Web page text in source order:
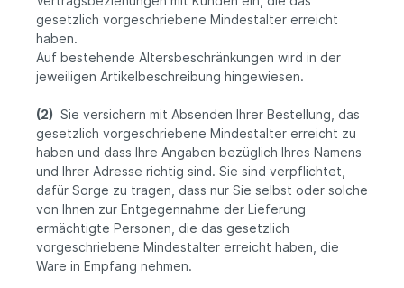
gesetzlich vorgeschriebene Mindestalter erreicht
haben.
Auf bestehende Altersbeschränkungen wird in der
jeweiligen Artikelbeschreibung hingewiesen.
(2) Sie versichern mit Absenden Ihrer Bestellung, das
gesetzlich vorgeschriebene Mindestalter erreicht zu
haben und dass Ihre Angaben bezüglich Ihres Namens
und Ihrer Adresse richtig sind. Sie sind verpflichtet,
dafür Sorge zu tragen, dass nur Sie selbst oder solche
von Ihnen zur Entgegennahme der Lieferung
ermächtigte Personen, die das gesetzlich
vorgeschriebene Mindestalter erreicht haben, die
Ware in Empfang nehmen.